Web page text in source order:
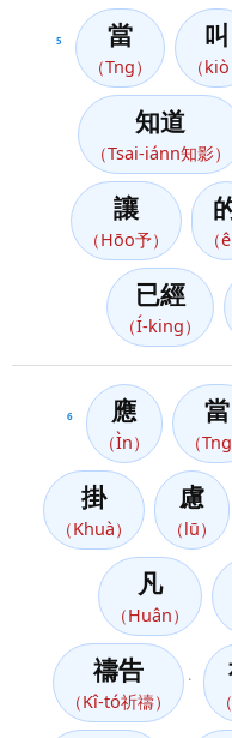
5 當
（Tng）
叫
（kiò
知道
（Tsai-iánn知影）
讓
（Hōo予） （ê
已經
（Í-king）
6 應
（Ìn）
當
（Tng
掛
（Khuà）
慮
（lū）
凡
（Huân）
禱告
（Kî-tó祈禱）